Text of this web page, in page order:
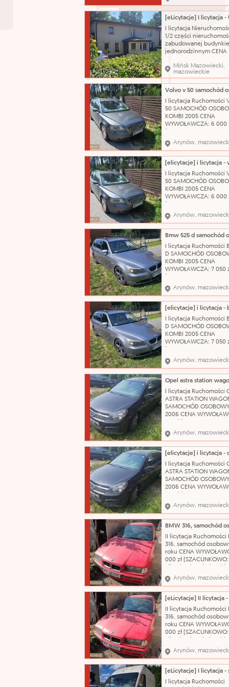
przedziale
o jego składnikach:
postanowieniami
Ponadzakładowego
Zbiorowego Pracy dla
Pracowników
Jednostkach B
I licytacja
1/2 części
zabudowanej
jednorodzinnym CENA
(SZACUNKOWO: 299
Dojazd do
zapewnia droga
wyłożona kostką
odległości około 550 m
przystanek
odległości ok. 800 m
Mińsk Mazowiecki,
mazowieckie
I licytacja Ruchomości
50 SAMOCHÓD
KOMBI 2005 CENA
WYWOŁAWCZA: 6 000
Pojazd w pełni sprawny
technicznie – silnik
problemu. Do
posiadamy komplet
oryginalnych
Wizualny stan auta
jako dobry, zadbany.
katalog
Arynów,
I licytacja Ruchomości
50 SAMOCHÓD
KOMBI 2005 CENA
WYWOŁAWCZA: 6 000
Pojazd w pełni sprawny
technicznie – silnik
problemu. Do
posiadamy komplet
oryginalnych
Wizualny stan auta
jako dobry, zadbany.
katalog
Arynów,
I licytacja Ruchomości
D SAMOCHÓD
KOMBI 2005 CENA
WYWOŁAWCZA: 7 050
Uszkodzony,
przedni zderzak.
prawa tylna lampa.
sprzęgło. Brak koła
zapasowego, klucza do
podnośnika. Stan
używany OC ważne
Arynów,
I licytacja Ruchomości
D SAMOCHÓD
KOMBI 2005 CENA
WYWOŁAWCZA: 7 050
Uszkodzony,
przedni zderzak.
prawa tylna lampa.
sprzęgło. Brak koła
zapasowego, klucza do
podnośnika. Stan
używany OC ważne
Arynów,
I licytacja Ruchomości
ASTRA STATION
SAMOCHÓD
2006 CENA
Pojazd po dłuższym
obecnie wymaga
mechanicznej. W wielu
miejscach liczne rysy
Wnętrze wymaga
gruntownego
Nazwa katalogowa: S
Arynów,
I licytacja Ruchomości
ASTRA STATION
SAMOCHÓD
2006 CENA
Pojazd po dłuższym
obecnie wymaga
mechanicznej. W wielu
miejscach liczne rysy
Wnętrze wymaga
gruntownego
Nazwa katalogowa: S
Arynów,
II licytacja Ruchomości
316, samochód
roku CENA
000 zł
korozję, łuszczący się
bezbarwny oraz liczne
uszkodzenia i otarcia
swojej powierzchni.
katalogowa: Samochód
osobowy Marka: BMW
Arynów,
II licytacja Ruchomości
316, samochód
roku CENA
000 zł
korozję, łuszczący się
bezbarwny oraz liczne
uszkodzenia i otarcia
swojej powierzchni.
katalogowa: Samochód
Arynów,
I licytacja Ruchomości